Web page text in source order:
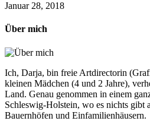
Januar 28, 2018
Über mich
Ich, Darja, bin freie Artdirectorin
kleinen Mädchen (4 und 2 Jahre),
Land. Genau genommen in einem
Schleswig-Holstein, wo es nichts gibt
Bauernhöfen und Einfamilienhäusern.